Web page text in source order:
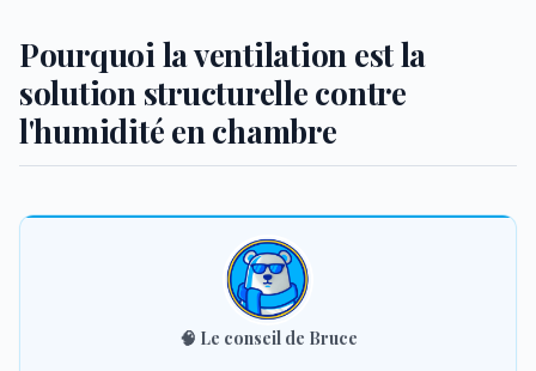
Pourquoi la ventilation est la
solution structurelle contre
l'humidité en chambre
🧠 Le conseil de Bruce